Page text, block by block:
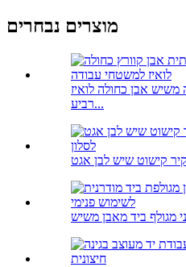
מוצרים נבחרים
משיש אבן כחולה לואיז
רביע...